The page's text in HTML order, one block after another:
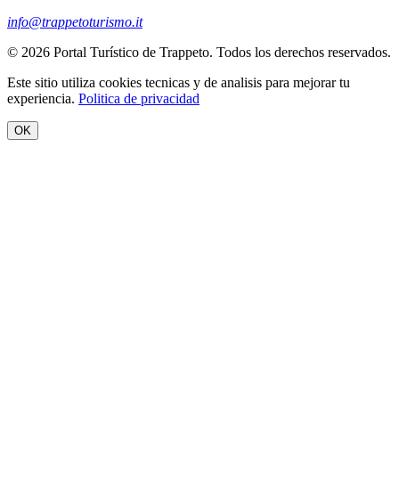
info@trappetoturismo.it
© 2026 Portal Turístico de Trappeto. Todos los derechos reservados.
Este sitio utiliza cookies tecnicas y de analisis para mejorar tu
experiencia. Politica de privacidad
OK